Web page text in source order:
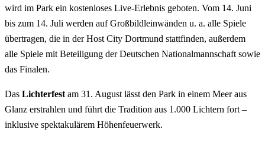
wird im Park ein kostenloses Live-Erlebnis geboten. Vom 14. Juni
bis zum 14. Juli werden auf Großbildleinwänden u. a. alle Spiele
übertragen, die in der Host City Dortmund stattfinden, außerdem
alle Spiele mit Beteiligung der Deutschen Nationalmannschaft sowie
das Finalen.
Das Lichterfest am 31. August lässt den Park in einem Meer aus
Glanz erstrahlen und führt die Tradition aus 1.000 Lichtern fort –
inklusive spektakulärem Höhenfeuerwerk.